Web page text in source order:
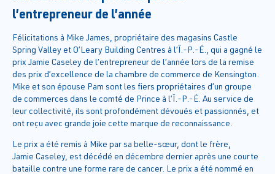
l’entrepreneur de l’année
Félicitations à Mike James, propriétaire des magasins Castle
Spring Valley et O’Leary Building Centres à l’Î.-P.-É., qui a gagné le
prix Jamie Caseley de l’entrepreneur de l’année lors de la remise
des prix d’excellence de la chambre de commerce de Kensington.
Mike et son épouse Pam sont les fiers propriétaires d’un groupe
de commerces dans le comté de Prince à l’Î.-P.-É. Au service de
leur collectivité, ils sont profondément dévoués et passionnés, et
ont reçu avec grande joie cette marque de reconnaissance.
Le prix a été remis à Mike par sa belle-sœur, dont le frère,
Jamie Caseley, est décédé en décembre dernier après une courte
bataille contre une forme rare de cancer. Le prix a été nommé en